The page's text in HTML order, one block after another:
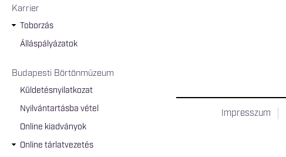
Karrier
Toborzás
Álláspályázatok
Budapesti Börtönmúzeum
Küldetésnyilatkozat
Nyilvántartásba vétel
Online kiadványok
Online tárlatvezetés
Impresszum